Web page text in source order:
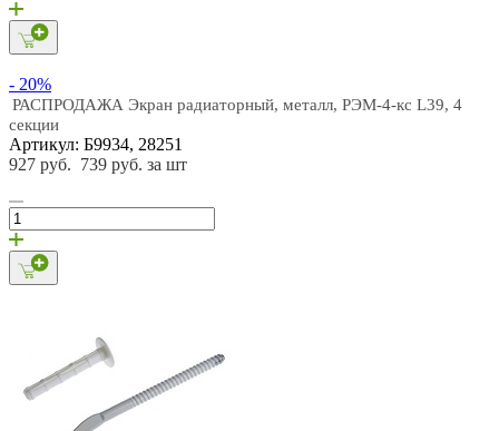
- 20%
РАСПРОДАЖА Экран радиаторный, металл, РЭМ-4-кс L39, 4
секции
Артикул: Б9934, 28251
927 руб. 739 руб. за шт